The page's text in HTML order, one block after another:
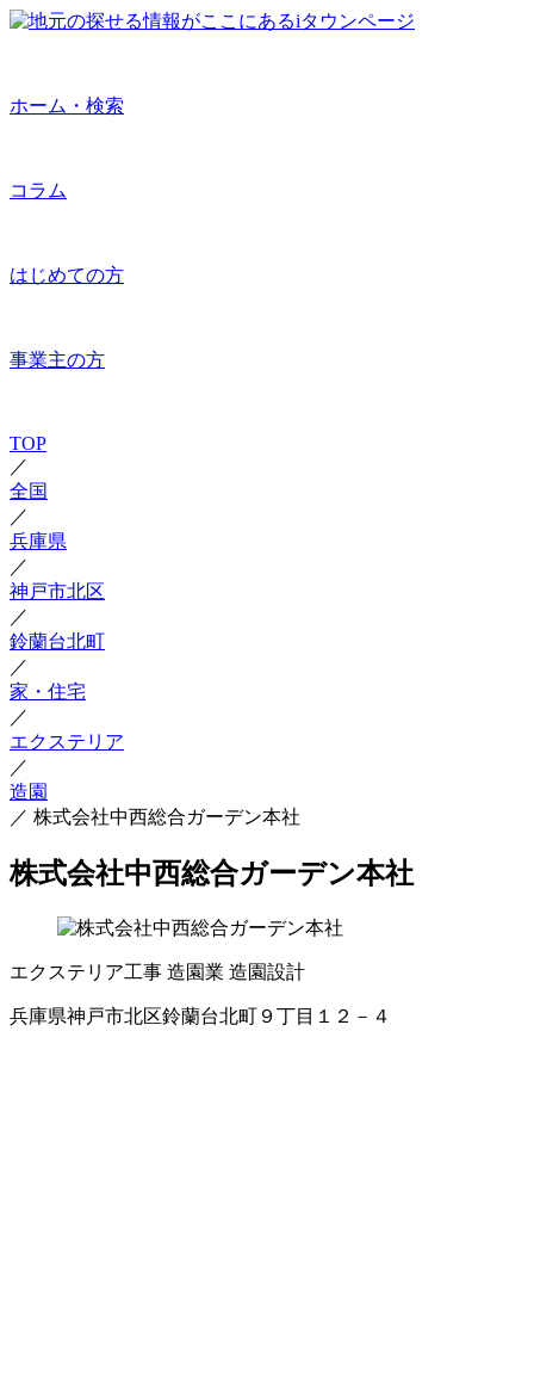
ホーム・検索
コラム
はじめての方
事業主の方
TOP
／
全国
／
兵庫県
／
神戸市北区
／
鈴蘭台北町
／
家・住宅
／
エクステリア
／
造園
／ 株式会社中西総合ガーデン本社
株式会社中西総合ガーデン本社
エクステリア工事 造園業 造園設計
兵庫県神戸市北区鈴蘭台北町９丁目１２－４